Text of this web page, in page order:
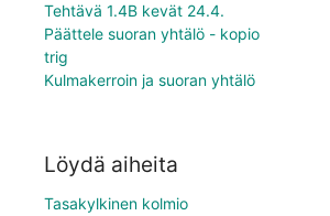
Tehtävä 1.4B kevät 24.4.
Päättele suoran yhtälö - kopio
trig
Kulmakerroin ja suoran yhtälö
Löydä aiheita
Tasakylkinen kolmio